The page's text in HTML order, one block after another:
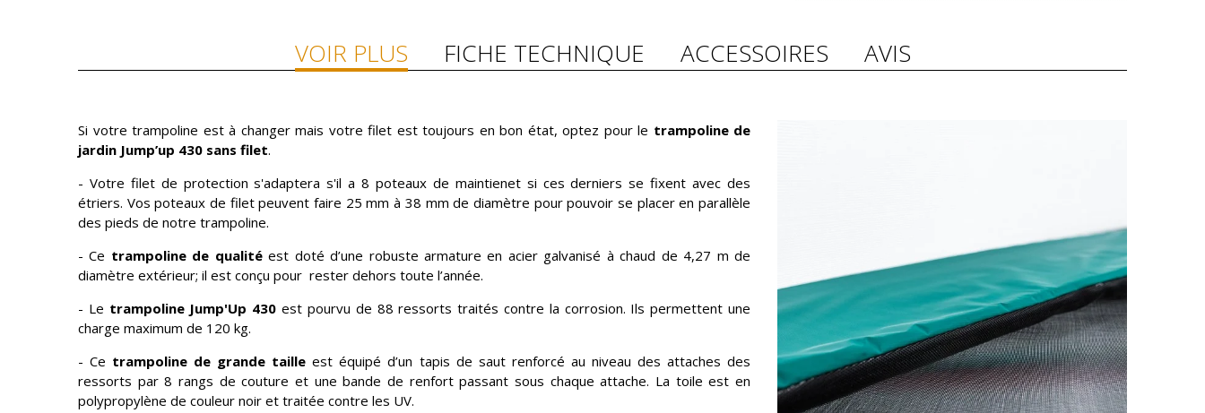
VOIR PLUS FICHE TECHNIQUE ACCESSOIRES AVIS
Si votre trampoline est à changer mais votre filet est toujours en bon état, optez pour le trampoline de
jardin Jump’up 430 sans filet.
- Votre filet de protection s'adaptera s'il a 8 poteaux de maintienet si ces derniers se fixent avec des
étriers. Vos poteaux de filet peuvent faire 25 mm à 38 mm de diamètre pour pouvoir se placer en parallèle
des pieds de notre trampoline.
- Ce trampoline de qualitéest doté d’une robuste armature en acier galvanisé à chaud de 4,27 m de
diamètre extérieur; il est conçu pour rester dehors toute l’année.
- Le trampoline Jump'Up 430 est pourvu de 88 ressorts traités contre la corrosion. Ils permettent une
charge maximum de 120 kg.
- Ce trampoline de grande taille est équipé d’un tapis de saut renforcé au niveau des attaches des
ressorts par 8 rangs de couture et une bande de renfort passant sous chaque attache. La toile est en
polypropylène de couleur noir et traitée contre les UV.